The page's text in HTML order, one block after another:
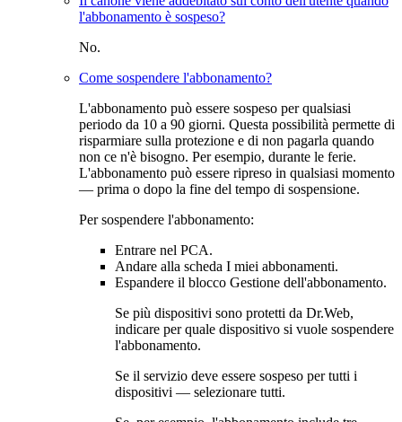
l'abbonamento è sospeso?
No.
Come sospendere l'abbonamento?
L'abbonamento può essere sospeso per qualsiasi
periodo da 10 a 90 giorni. Questa possibilità permette di
risparmiare sulla protezione e di non pagarla quando
non ce n'è bisogno. Per esempio, durante le ferie.
L'abbonamento può essere ripreso in qualsiasi momento
— prima o dopo la fine del tempo di sospensione.
Per sospendere l'abbonamento:
Entrare nel PCA.
Andare alla scheda I miei abbonamenti.
Espandere il blocco Gestione dell'abbonamento.
Se più dispositivi sono protetti da Dr.Web,
indicare per quale dispositivo si vuole sospendere
l'abbonamento.
Se il servizio deve essere sospeso per tutti i
dispositivi — selezionare tutti.